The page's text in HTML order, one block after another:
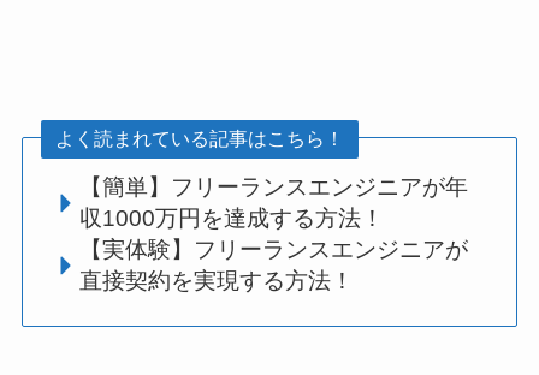
よく読まれている記事はこちら！
【簡単】フリーランスエンジニアが年
収1000万円を達成する方法！
【実体験】フリーランスエンジニアが
直接契約を実現する方法！